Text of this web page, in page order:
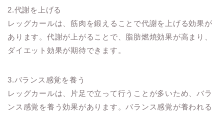
2.代謝を上げる
レッグカールは、筋肉を鍛えることで代謝を上げる効果が
あります。代謝が上がることで、脂肪燃焼効果が高まり、
ダイエット効果が期待できます。
3.バランス感覚を養う
レッグカールは、片足で立って行うことが多いため、バラ
ンス感覚を養う効果があります。バランス感覚が養われる